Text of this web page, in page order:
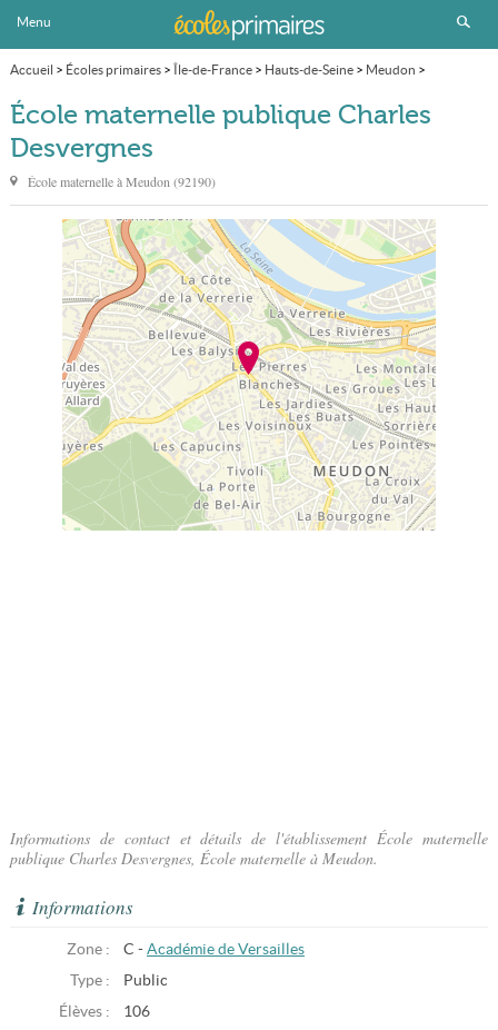
Menu
Accueil > Écoles primaires> Île-de-France> Hauts-de-Seine> Meudon >
École maternelle publique Charles Desvergnes
École maternelle publique Charles
Desvergnes
École maternelle àMeudon (92190)
Informations de contact et détails de l'établissement École maternelle
publique Charles Desvergnes, École maternelle à Meudon.
Informations
Zone : C - Académie de Versailles
Type :
Public
Élèves :
106